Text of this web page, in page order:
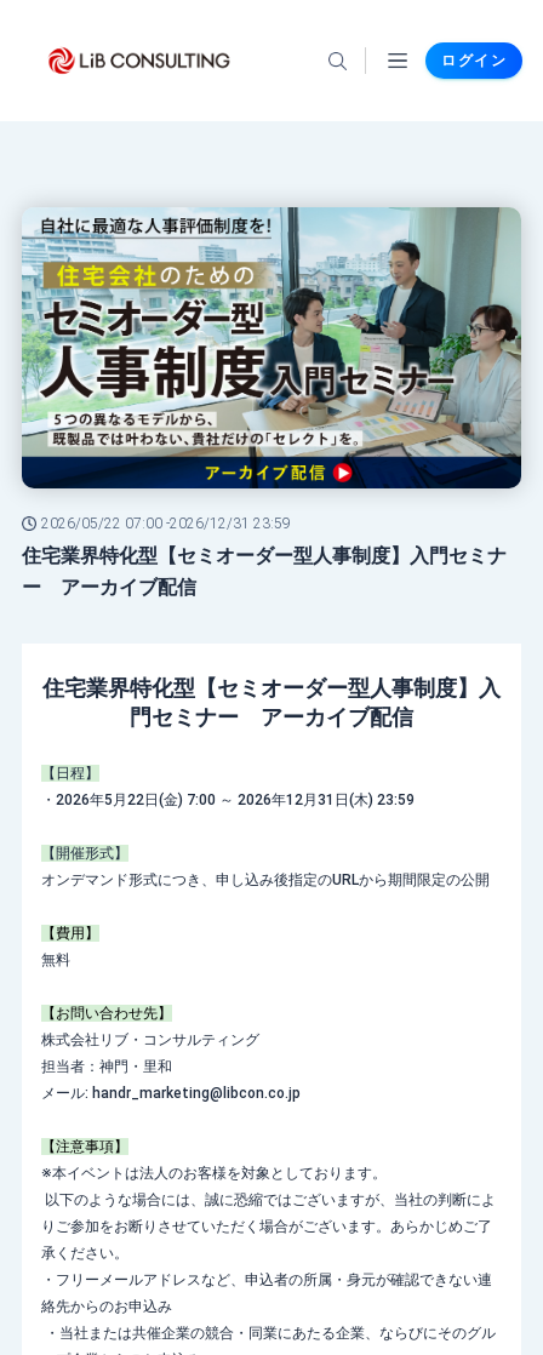
ログイン
2026/05/22 07:00 -2026/12/31 23:59
住宅業界特化型【セミオーダー型人事制度】入門セミナ
ー アーカイブ配信
住宅業界特化型【セミオーダー型人事制度】入
門セミナー アーカイブ配信
【日程】
・2026年5月22日(金) 7:00 ～ 2026年12月31日(木) 23:59
【開催形式】
オンデマンド形式につき、申し込み後指定のURLから期間限定の公開
【費用】
無料
【お問い合わせ先】
株式会社リブ・コンサルティング
担当者：神門・里和
メール: handr_marketing@libcon.co.jp
【注意事項】
※本イベントは法人のお客様を対象としております。
以下のような場合には、誠に恐縮ではございますが、当社の判断によ
りご参加をお断りさせていただく場合がございます。あらかじめご了
承ください。
・フリーメールアドレスなど、申込者の所属・身元が確認できない連
絡先からのお申込み
・当社または共催企業の競合・同業にあたる企業、ならびにそのグル